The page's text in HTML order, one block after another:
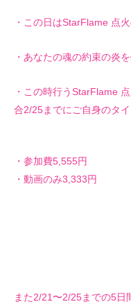
・この日はStarFlame 点
・あなたの魂の約束の炎
・この時行うStarFlame
合2/25までにご自身のタ
・参加費5,555円
・動画のみ3,333円
また2/21〜2/25までの5日